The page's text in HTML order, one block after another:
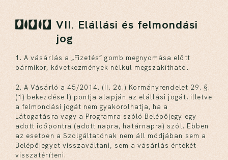
VII. Elállási és felmondási
jog
1. A vásárlás a „Fizetés” gomb megnyomása előtt
bármikor, következmények nélkül megszakítható.
2. A Vásárló a 45/2014. (II. 26.) Kormányrendelet 29. §.
(1) bekezdése l) pontja alapján az elállási jogát, illetve
a felmondási jogát nem gyakorolhatja, ha a
Látogatásra vagy a Programra szóló Belépőjegy egy
adott időpontra (adott napra, határnapra) szól. Ebben
az esetben a Szolgáltatónak nem áll módjában sem a
Belépőjegyet visszaváltani, sem a vásárlás értékét
visszatéríteni.